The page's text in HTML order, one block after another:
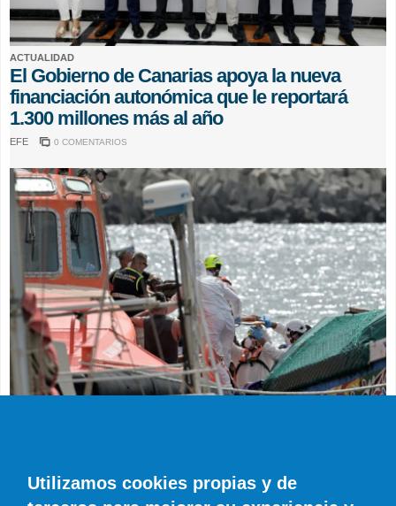
ACTUALIDAD
El Gobierno de Canarias apoya la nueva
financiación autonómica que le reportará
1.300 millones más al año
EFE 0 COMENTARIOS
Hierro
Utilizamos cookies propias y de